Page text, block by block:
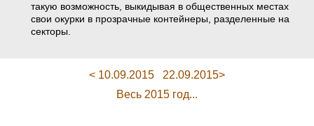
такую возможность, выкидывая в общественных местах
свои окурки в прозрачные контейнеры, разделенные на
секторы.
< 10.09.2015
22.09.2015>
Весь 2015 год...